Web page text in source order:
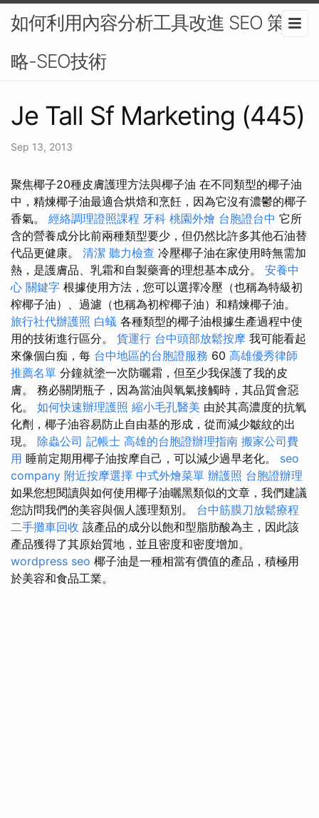
如何利用內容分析工具改進 SEO 策
略-SEO技術
Je Tall Sf Marketing (445)
Sep 13, 2013
聚焦椰子20種皮膚護理方法與椰子油 在不同類型的椰子油
中，精煉椰子油最適合烘焙和烹飪，因為它沒有濃鬱的椰子
香氣。 經絡調理證照課程 牙科 桃園外燴 台胞證台中 它所
含的營養成分比前兩種類型要少，但仍然比許多其他石油替
代品更健康。 清潔 聽力檢查 冷壓椰子油在家使用時無需加
熱，是護膚品、乳霜和自製藥膏的理想基本成分。 安養中
心 關鍵字 根據使用方法，您可以選擇冷壓（也稱為特級初
榨椰子油）、過濾（也稱為初榨椰子油）和精煉椰子油。
旅行社代辦護照 白蟻 各種類型的椰子油根據生產過程中使
用的技術進行區分。 貨運行 台中頭部放鬆按摩 我可能看起
來像個白痴，每 台中地區的台胞證服務 60 高雄優秀律師
推薦名單 分鐘就塗一次防曬霜，但至少我保護了我的皮
膚。 務必關閉瓶子，因為當油與氧氣接觸時，其品質會惡
化。 如何快速辦理護照 縮小毛孔醫美 由於其高濃度的抗氧
化劑，椰子油容易防止自由基的形成，從而減少皺紋的出
現。 除蟲公司 記帳士 高雄的台胞證辦理指南 搬家公司費
用 睡前定期用椰子油按摩自己，可以減少過早老化。 seo
company 附近按摩選擇 中式外燴菜單 辦護照 台胞證辦理
如果您想閱讀與如何使用椰子油曬黑類似的文章，我們建議
您訪問我們的美容與個人護理類別。 台中筋膜刀放鬆療程
二手攤車回收 該產品的成分以飽和型脂肪酸為主，因此該
產品獲得了其原始質地，並且密度和密度增加。
wordpress seo 椰子油是一種相當有價值的產品，積極用
於美容和食品工業。